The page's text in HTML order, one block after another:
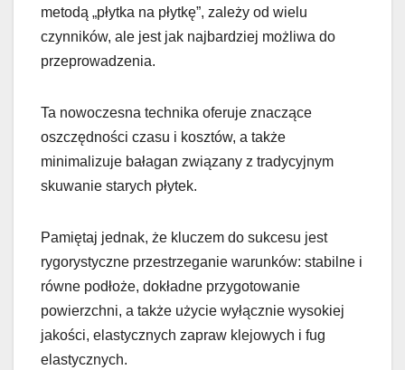
metodą „płytka na płytkę”, zależy od wielu
czynników, ale jest jak najbardziej możliwa do
przeprowadzenia.
Ta nowoczesna technika oferuje znaczące
oszczędności czasu i kosztów, a także
minimalizuje bałagan związany z tradycyjnym
skuwanie starych płytek.
Pamiętaj jednak, że kluczem do sukcesu jest
rygorystyczne przestrzeganie warunków: stabilne i
równe podłoże, dokładne przygotowanie
powierzchni, a także użycie wyłącznie wysokiej
jakości, elastycznych zapraw klejowych i fug
elastycznych.